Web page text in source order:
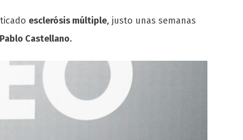
esclerósis múltiple, justo unas semanas
Pablo Castellano.